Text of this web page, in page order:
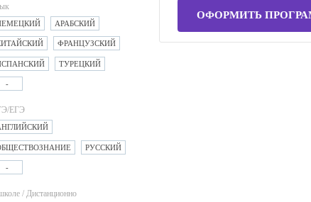
АРАБСКИЙ
ФРАНЦУЗСКИЙ
ТУРЕЦКИЙ
-
ЕГЭ
РУССКИЙ
-
/ Дистанционно
ОФОРМИТЬ